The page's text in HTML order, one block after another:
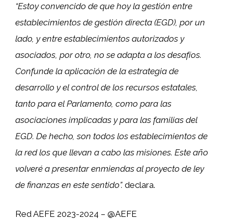
“Estoy convencido de que hoy la gestión entre
establecimientos de gestión directa (EGD), por un
lado, y entre establecimientos autorizados y
asociados, por otro, no se adapta a los desafíos.
Confunde la aplicación de la estrategia de
desarrollo y el control de los recursos estatales,
tanto para el Parlamento, como para las
asociaciones implicadas y para las familias del
EGD. De hecho, son todos los establecimientos de
la red los que llevan a cabo las misiones. Este año
volveré a presentar enmiendas al proyecto de ley
de finanzas en este sentido”. declara.
Red AEFE 2023-2024 – @AEFE